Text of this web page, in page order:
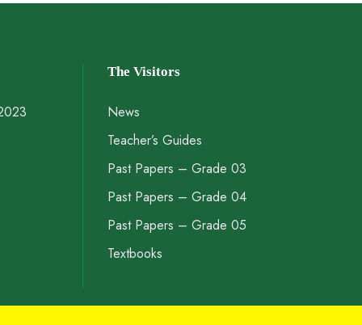
The Visitors
News
Teacher’s Guides
Past Papers – Grade 03
Past Papers – Grade 04
Past Papers – Grade 05
Textbooks